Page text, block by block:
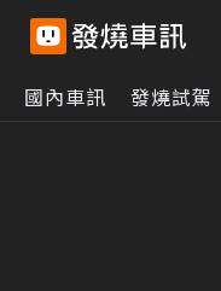
國內車訊 發燒試駕